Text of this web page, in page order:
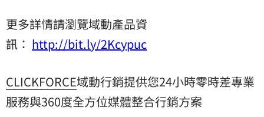
更多詳情請瀏覽域動產品資
訊： http://bit.ly/2Kcypuc
CLICKFORCE域動行銷提供您24小時零時差專業
服務與360度全方位媒體整合行銷方案